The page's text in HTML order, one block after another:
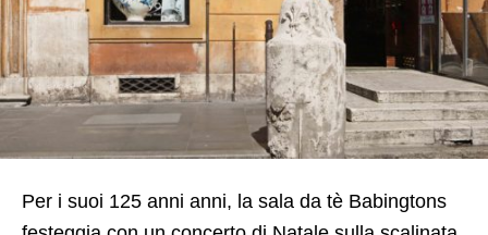
Per i suoi 125 anni anni, la sala da tè Babingtons